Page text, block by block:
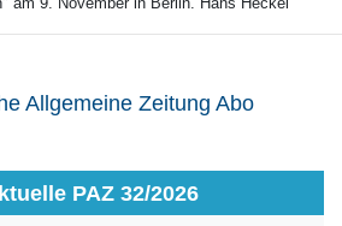
PAZ 32/2026